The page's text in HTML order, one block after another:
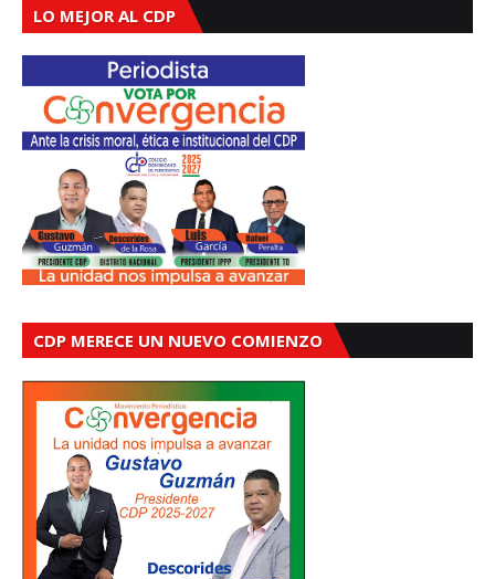
LO MEJOR AL CDP
CDP MERECE UN NUEVO COMIENZO